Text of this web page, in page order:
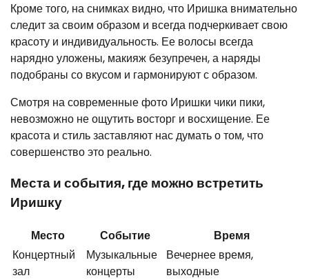
Кроме того, на снимках видно, что Иришка внимательно
следит за своим образом и всегда подчеркивает свою
красоту и индивидуальность. Ее волосы всегда
нарядно уложены, макияж безупречен, а наряды
подобраны со вкусом и гармонируют с образом.
Смотря на современные фото Иришки чики пики,
невозможно не ощутить восторг и восхищение. Ее
красота и стиль заставляют нас думать о том, что
совершенство это реально.
Места и события, где можно встретить
Иришку
Место Событие
Время
Концертный
зал
Музыкальные
концерты
Вечернее время,
выходные